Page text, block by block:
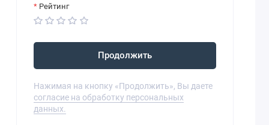
Рейтинг
Продолжить
Нажимая на кнопку «Продолжить», Вы даете
согласие на обработку персональных
данных.